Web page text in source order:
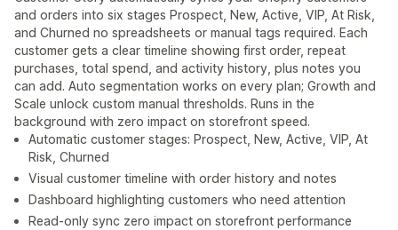
and orders into six stages Prospect, New, Active, VIP, At Risk,
and Churned no spreadsheets or manual tags required. Each
customer gets a clear timeline showing first order, repeat
purchases, total spend, and activity history, plus notes you
can add. Auto segmentation works on every plan; Growth and
Scale unlock custom manual thresholds. Runs in the
background with zero impact on storefront speed.
Automatic customer stages: Prospect, New, Active, VIP, At
Risk, Churned
Visual customer timeline with order history and notes
Dashboard highlighting customers who need attention
Read-only sync zero impact on storefront performance